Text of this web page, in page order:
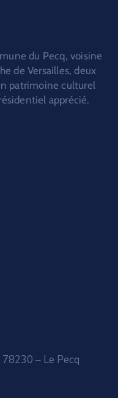
du Pecq, voisine
de Versailles, deux
patrimoine culturel
apprécié.
– Le Pecq